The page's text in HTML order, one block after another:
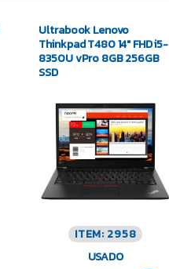
Ultrabook Lenovo
Thinkpad T480 14″ FHD i5-
8350U vPro 8GB 256GB
SSD
ITEM: 2958
USADO